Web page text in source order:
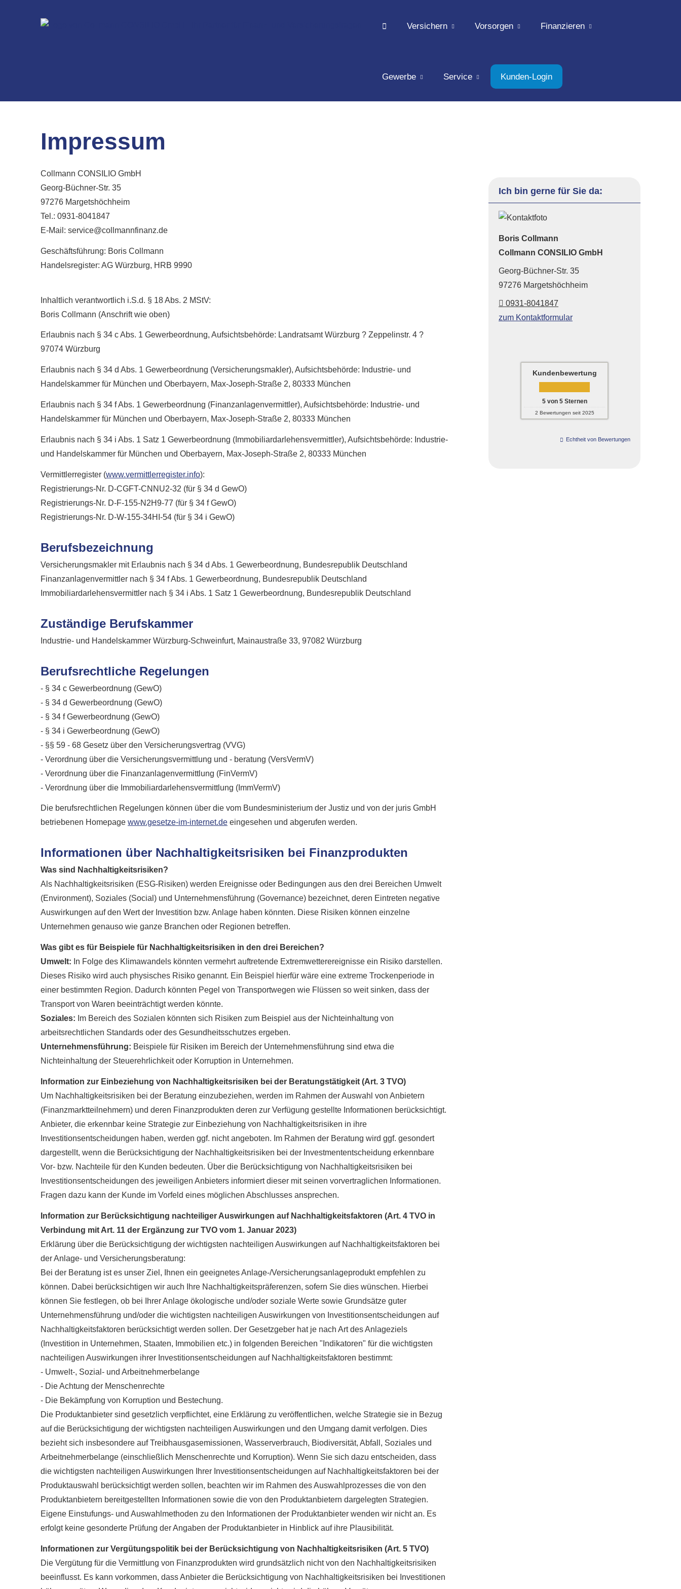
Versichern Vorsorgen Finanzieren
Gewerbe Service Kunden-Login
Ich bin gerne für Sie da:
Boris Collmann
Collmann CONSILIO GmbH
Georg-Büchner-Str. 35
97276 Margetshöchheim
0931-8041847
zum Kontaktformular
Kundenbewertung
5von 5Sternen
2 Bewertungen seit 2025
Echtheit von Bewertungen
Impressum
Collmann CONSILIO GmbH
Georg-Büchner-Str. 35
97276 Margetshöchheim
Tel.: 0931-8041847
E-Mail: service@collmannfinanz.de
Geschäftsführung: Boris Collmann
Handelsregister: AG Würzburg, HRB 9990
Inhaltlich verantwortlich i.S.d. § 18 Abs. 2 MStV:
Boris Collmann (Anschrift wie oben)
Erlaubnis nach § 34 c Abs. 1 Gewerbeordnung, Aufsichtsbehörde: Landratsamt Würzburg ? Zeppelinstr. 4 ?
97074 Würzburg
Erlaubnis nach § 34 d Abs. 1 Gewerbeordnung (Ver­sicherungs­makler), Aufsichtsbehörde: Industrie- und
Handelskammer für München und Oberbayern, Max-Joseph-Straße 2, 80333 München
Erlaubnis nach § 34 f Abs. 1 Gewerbeordnung (Finanzanlagenvermittler), Aufsichtsbehörde: Industrie- und
Handelskammer für München und Oberbayern, Max-Joseph-Straße 2, 80333 München
Erlaubnis nach § 34 i Abs. 1 Satz 1 Gewerbeordnung (Immobiliardarlehensvermittler), Aufsichtsbehörde: Industrie-
und Handelskammer für München und Oberbayern, Max-Joseph-Straße 2, 80333 München
Vermittlerregister (www.vermittlerregister.info):
Registrierungs-Nr. D-CGFT-CNNU2-32 (für § 34 d GewO)
Registrierungs-Nr. D-F-155-N2H9-77 (für § 34 f GewO)
Registrierungs-Nr. D-W-155-34HI-54 (für § 34 i GewO)
Berufsbezeichnung
Ver­sicherungs­makler mit Erlaubnis nach § 34 d Abs. 1 Gewerbeordnung, Bundesrepublik Deutschland
Finanzanlagenvermittler nach § 34 f Abs. 1 Gewerbeordnung, Bundesrepublik Deutschland
Immobiliardarlehensvermittler nach § 34 i Abs. 1 Satz 1 Gewerbeordnung, Bundesrepublik Deutschland
Zuständige Berufskammer
Industrie- und Handelskammer Würzburg-Schweinfurt, Mainaustraße 33, 97082 Würzburg
Berufsrechtliche Regelungen
- § 34 c Gewerbeordnung (GewO)
- § 34 d Gewerbeordnung (GewO)
- § 34 f Gewerbeordnung (GewO)
- § 34 i Gewerbeordnung (GewO)
- §§ 59 - 68 Gesetz über den Versicherungsvertrag (VVG)
- Verordnung über die Versicherungsvermittlung und - beratung (VersVermV)
- Verordnung über die Finanzanlagenvermittlung (FinVermV)
- Verordnung über die Immobiliardarlehensvermittlung (ImmVermV)
Die berufsrechtlichen Regelungen können über die vom Bundesministerium der Justiz und von der juris GmbH
betriebenen Homepage www.gesetze-im-internet.de eingesehen und abgerufen werden.
Informationen über Nachhaltigkeitsrisiken bei Finanzprodukten
Was sind Nachhaltigkeitsrisiken?
Als Nachhaltigkeitsrisiken (ESG-Risiken) werden Ereignisse oder Bedingungen aus den drei Bereichen Umwelt
(Environment), Soziales (Social) und Unternehmensführung (Governance) bezeichnet, deren Eintreten negative
Auswirkungen auf den Wert der Investition bzw. Anlage haben könnten. Diese Risiken können einzelne
Unternehmen genauso wie ganze Branchen oder Regionen betreffen.
Was gibt es für Beispiele für Nachhaltigkeitsrisiken in den drei Bereichen?
Umwelt: In Folge des Klimawandels könnten vermehrt auftretende Extremwetterereignisse ein Risiko darstellen.
Dieses Risiko wird auch physisches Risiko genannt. Ein Beispiel hierfür wäre eine extreme Trockenperiode in
einer bestimmten Region. Dadurch könnten Pegel von Transportwegen wie Flüssen so weit sinken, dass der
Transport von Waren beeinträchtigt werden könnte.
Soziales: Im Bereich des Sozialen könnten sich Risiken zum Beispiel aus der Nichteinhaltung von
arbeitsrechtlichen Standards oder des Gesundheitsschutzes ergeben.
Unternehmensführung: Beispiele für Risiken im Bereich der Unternehmensführung sind etwa die
Nichteinhaltung der Steuerehrlichkeit oder Korruption in Unternehmen.
Information zur Einbeziehung von Nachhaltigkeitsrisiken bei der Beratungstätigkeit (Art. 3 TVO)
Um Nachhaltigkeitsrisiken bei der Beratung einzubeziehen, werden im Rahmen der Auswahl von Anbietern
(Finanzmarktteilnehmern) und deren Finanzprodukten deren zur Verfügung gestellte Informationen berücksichtigt.
Anbieter, die erkennbar keine Strategie zur Einbeziehung von Nachhaltigkeitsrisiken in ihre
Investitionsentscheidungen haben, werden ggf. nicht angeboten. Im Rahmen der Beratung wird ggf. gesondert
dargestellt, wenn die Berücksichtigung der Nachhaltigkeitsrisiken bei der Investmententscheidung erkennbare
Vor- bzw. Nachteile für den Kunden bedeuten. Über die Berücksichtigung von Nachhaltigkeitsrisiken bei
Investitionsentscheidungen des jeweiligen Anbieters informiert dieser mit seinen vorvertraglichen Informationen.
Fragen dazu kann der Kunde im Vorfeld eines möglichen Abschlusses ansprechen.
Information zur Berücksichtigung nachteiliger Auswirkungen auf Nachhaltigkeitsfaktoren (Art. 4 TVO in
Verbindung mit Art. 11 der Ergänzung zur TVO vom 1. Januar 2023)
Erklärung über die Berücksichtigung der wichtigsten nachteiligen Auswirkungen auf Nachhaltigkeitsfaktoren bei
der Anlage- und Versicherungsberatung:
Bei der Beratung ist es unser Ziel, Ihnen ein geeignetes Anlage-/Versicherungsanlageprodukt empfehlen zu
können. Dabei berücksichtigen wir auch Ihre Nachhaltigkeitspräferenzen, sofern Sie dies wünschen. Hierbei
können Sie festlegen, ob bei Ihrer Anlage ökologische und/oder soziale Werte sowie Grundsätze guter
Unternehmensführung und/oder die wichtigsten nachteiligen Auswirkungen von Investitionsentscheidungen auf
Nachhaltigkeitsfaktoren berücksichtigt werden sollen. Der Gesetzgeber hat je nach Art des Anlageziels
(Investition in Unternehmen, Staaten, Immobilien etc.) in folgenden Bereichen "Indikatoren" für die wichtigsten
nachteiligen Auswirkungen ihrer Investitionsentscheidungen auf Nachhaltigkeitsfaktoren bestimmt:
- Umwelt-, Sozial- und Arbeitnehmerbelange
- Die Achtung der Menschenrechte
- Die Bekämpfung von Korruption und Bestechung.
Die Produktanbieter sind gesetzlich verpflichtet, eine Erklärung zu veröffentlichen, welche Strategie sie in Bezug
auf die Berücksichtigung der wichtigsten nachteiligen Auswirkungen und den Umgang damit verfolgen. Dies
bezieht sich insbesondere auf Treibhausgasemissionen, Wasserverbrauch, Biodiversität, Abfall, Soziales und
Arbeitnehmerbelange (einschließlich Menschenrechte und Korruption). Wenn Sie sich dazu entscheiden, dass
die wichtigsten nachteiligen Auswirkungen Ihrer Investitionsentscheidungen auf Nachhaltigkeitsfaktoren bei der
Produktauswahl berücksichtigt werden sollen, beachten wir im Rahmen des Auswahlprozesses die von den
Produktanbietern bereitgestellten Informationen sowie die von den Produktanbietern dargelegten Strategien.
Eigene Einstufungs- und Auswahlmethoden zu den Informationen der Produktanbieter wenden wir nicht an. Es
erfolgt keine gesonderte Prüfung der Angaben der Produktanbieter in Hinblick auf ihre Plausibilität.
Informationen zur Vergütungspolitik bei der Berücksichtigung von Nachhaltigkeitsrisiken (Art. 5 TVO)
Die Vergütung für die Vermittlung von Finanzprodukten wird grundsätzlich nicht von den Nachhaltigkeitsrisiken
beeinflusst. Es kann vorkommen, dass Anbieter die Berücksichtigung von Nachhaltigkeitsrisiken bei Investitionen